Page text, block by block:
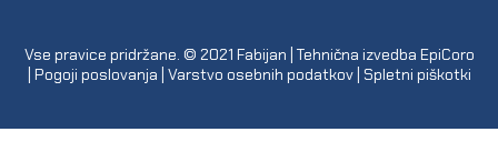
Vse pravice pridržane. © 2021 Fabijan | Tehnična izvedba EpiCoro
Pogoji poslovanja Varstvo osebnih podatkov| Spletni piškotki